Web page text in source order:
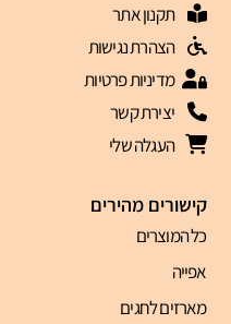
קישורים מהירים
כל המוצרים
אפייה
מארזים לחגים
תקנון אתר
הצהרת נגישות
מדיניות פרטיות
יצירת קשר
העגלה שלי